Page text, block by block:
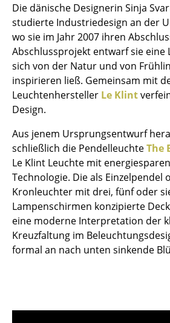
Beistell- & Rollcontainer
Barmöbel
Garderoben
Kleinaufbewahrung
Einzelteile
... alle Aufbewahrungsmöbel
Licht
Hängeleuchten &
Tischleuchten
Schreibtischleuchten
Stehleuchten & Leseleuchten
Die dänische Designerin Sinja
studierte Industriedesign an der
wo sie im Jahr 2007 ihren
Abschlussprojekt entwarf sie eine
sich von der Natur und von
inspirieren ließ. Gemeinsam mit
Leuchtenhersteller Le Klint
Design.
Aus jenem Ursprungsentwurf
schließlich die PendelleuchteThe
Le Klint Leuchte mit
Technologie. Die als Einzelpendel
Kronleuchter mit drei, fünf oder
Lampenschirmen konzipierte
eine moderne Interpretation der
Kreuzfaltung im
formal an nach unten sinkende